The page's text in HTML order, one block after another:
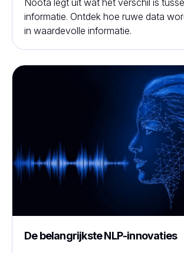
Noota legt uit wat het verschil is
informatie. Ontdek hoe ruwe data
in waardevolle informatie.
De belangrijkste NLP-innovaties